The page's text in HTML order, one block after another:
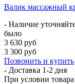
Валик массажный
- Наличие
было
3 630 руб
3 300 руб
Позвонить и купить
- Доставка 1-2 дня
При условии